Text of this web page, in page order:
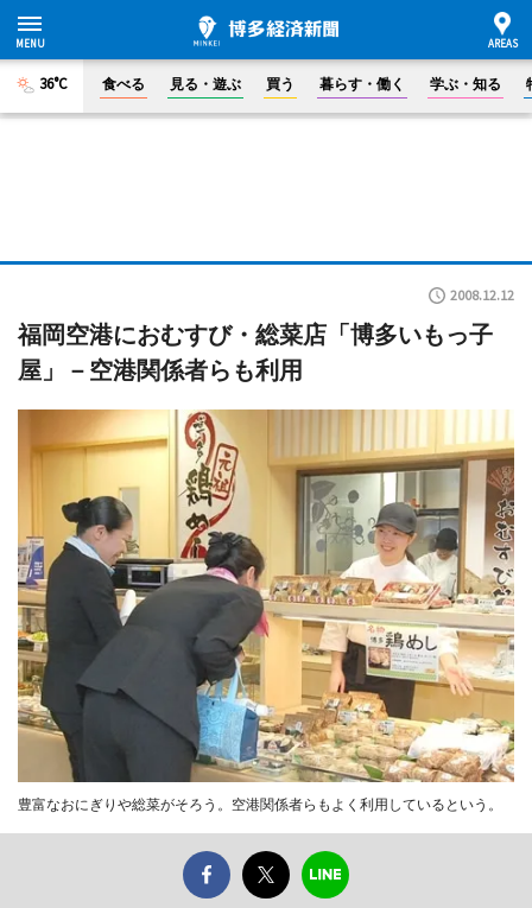
36°C 食べる 見る・遊ぶ 買う 暮らす・働く 学ぶ・知る
2008.12.12
福岡空港におむすび・総菜店「博多いもっ子
屋」－空港関係者らも利用
豊富なおにぎりや総菜がそろう。空港関係者らもよく利用しているという。